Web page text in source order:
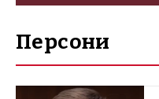
Персони